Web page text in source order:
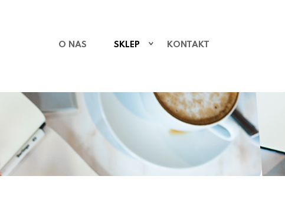
O NAS SKLEP KONTAKT